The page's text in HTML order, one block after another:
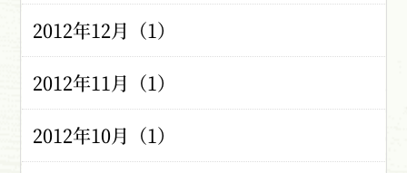
2012年12月（1）
2012年11月（1）
2012年10月（1）